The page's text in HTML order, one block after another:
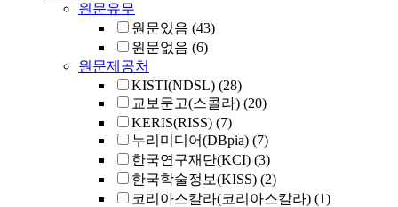
원문유무
원문있음 (43)
원문없음 (6)
원문제공처
KISTI(NDSL) (28)
교보문고(스콜라) (20)
KERIS(RISS) (7)
누리미디어(DBpia) (7)
한국연구재단(KCI) (3)
한국학술정보(KISS) (2)
코리아스칼라(코리아스칼라) (1)